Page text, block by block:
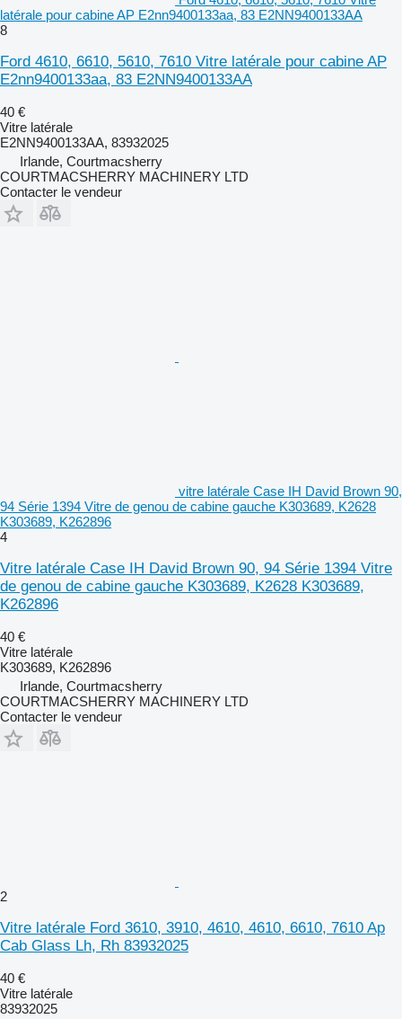
latérale pour cabine AP E2nn9400133aa, 83 E2NN9400133AA
8
Ford 4610, 6610, 5610, 7610 Vitre latérale pour cabine AP
E2nn9400133aa, 83 E2NN9400133AA
40 €
Vitre latérale
E2NN9400133AA, 83932025
Irlande, Courtmacsherry
COURTMACSHERRY MACHINERY LTD
Contacter le vendeur
vitre latérale Case IH David Brown 90,
94 Série 1394 Vitre de genou de cabine gauche K303689, K2628
K303689, K262896
4
Vitre latérale Case IH David Brown 90, 94 Série 1394 Vitre
de genou de cabine gauche K303689, K2628 K303689,
K262896
40 €
Vitre latérale
K303689, K262896
Irlande, Courtmacsherry
COURTMACSHERRY MACHINERY LTD
Contacter le vendeur
2
Vitre latérale Ford 3610, 3910, 4610, 4610, 6610, 7610 Ap
Cab Glass Lh, Rh 83932025
40 €
Vitre latérale
83932025